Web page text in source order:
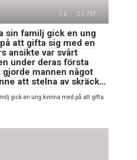
0 1 731
sin familj gick en ung
att gifta sig med en
ansikte var svårt
under deras första
mannen något
att stelna av skräck…
gick en ung kvinna med på att gifta